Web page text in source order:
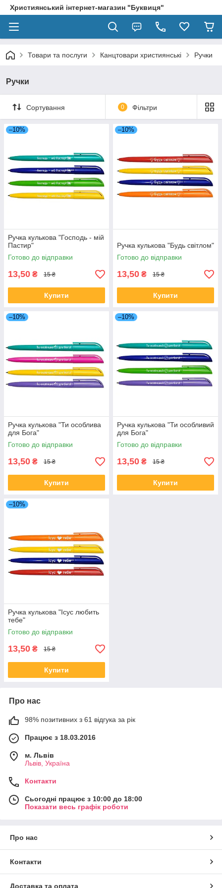
Християнський інтернет-магазин "Буквиця"
Товари та послуги Канцтовари християнські Ручки
Ручки
Сортування 0 Фільтри
–10%
Ручка кулькова "Господь - мій
Пастир"
Готово до відправки
13,50 ₴ 15 ₴
Купити
–10%
Ручка кулькова "Будь світлом"
Готово до відправки
13,50 ₴ 15 ₴
Купити
–10%
Ручка кулькова "Ти особлива
для Бога"
Готово до відправки
13,50 ₴ 15 ₴
Купити
–10%
Ручка кулькова "Ти особливий
для Бога"
Готово до відправки
13,50 ₴ 15 ₴
Купити
–10%
Ручка кулькова "Ісус любить
тебе"
Готово до відправки
13,50 ₴ 15 ₴
Купити
Про нас
98% позитивних з 61 відгука за рік
Працює з 18.03.2016
м. Львів
Львів, Україна
Контакти
Сьогодні працює з 10:00 до 18:00
Показати весь графік роботи
Про нас
Контакти
Доставка та оплата